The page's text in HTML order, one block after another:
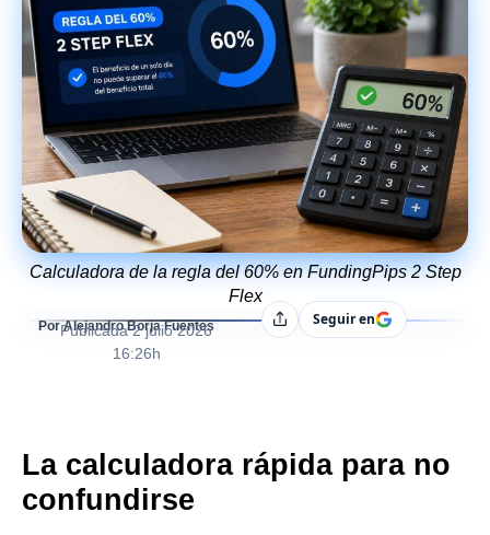
Calculadora de la regla del 60% en FundingPips 2 Step
Flex
Por Alejandro Borja Fuentes
Publicada 2 julio 2026
16:26h
CompartirSeguir en
La calculadora rápida para no
confundirse